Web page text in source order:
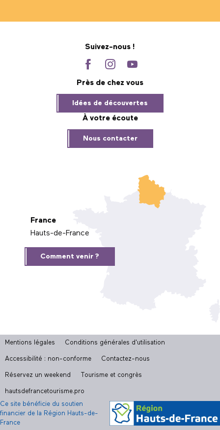
Suivez-nous !
Près de chez vous
Idées de découvertes
À votre écoute
Nous contacter
France
Hauts-de-France
Comment venir ?
Mentions légales Conditions générales d'utilisation
Accessibilité : non-conforme Contactez-nous
Réservez un weekend Tourisme et congrès
hautsdefrancetourisme.pro
Ce site bénéficie du soutien
financier de la Région Hauts-de-
France